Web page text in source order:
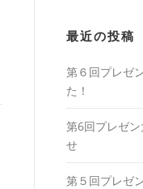
最近の投稿
第６回プレゼ
た！
第6回プレゼ
せ
第５回プレゼ